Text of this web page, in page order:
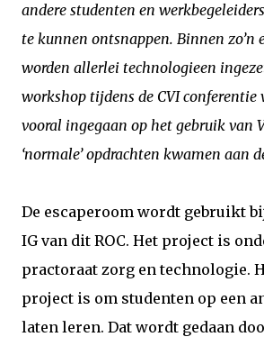
andere studenten en
te kunnen ontsnappen. Binnen zo’n
worden allerlei technologieen
workshop tijdens de CVI conferentie
vooral ingegaan op het gebruik van
‘normale’ opdrachten kwamen aan
De escaperoom wordt gebruikt
IG van dit ROC. Het project is
practoraat zorg en technologie.
project is om studenten op een
laten leren. Dat wordt gedaan